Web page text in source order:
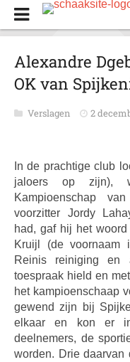
Alexandre
OK van
Verslagen 2
In de prachtige club
jaloers op zijn),
Kampioenschap
voorzitter Jordy
had, gaf hij het
Kruijl (de voornaam
Reinis reiniging en
toespraak hield en
het kampioenschaap
gewend zijn bij
elkaar en kon er
deelnemers, de
worden. Drie daarvan